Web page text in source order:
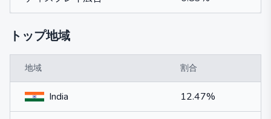
トップ地域
地域 割合
India 12.47%